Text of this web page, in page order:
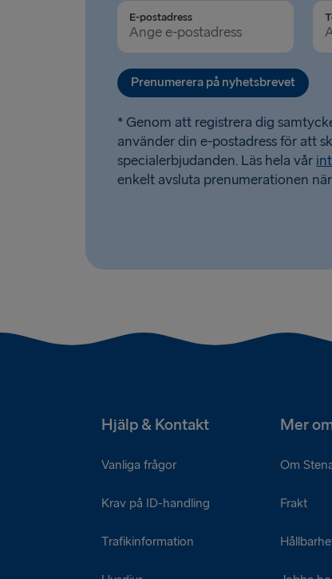
E-postadress
Prenumerera på nyhetsbrevet
* Genom att registrera dig
använder din e-postadress för att
specialerbjudanden. Läs hela vår
enkelt avsluta prenumerationen
Hjälp & Kontakt Mer
Vanliga frågor
Krav på ID-handling
Trafikinformation
Om
Frakt